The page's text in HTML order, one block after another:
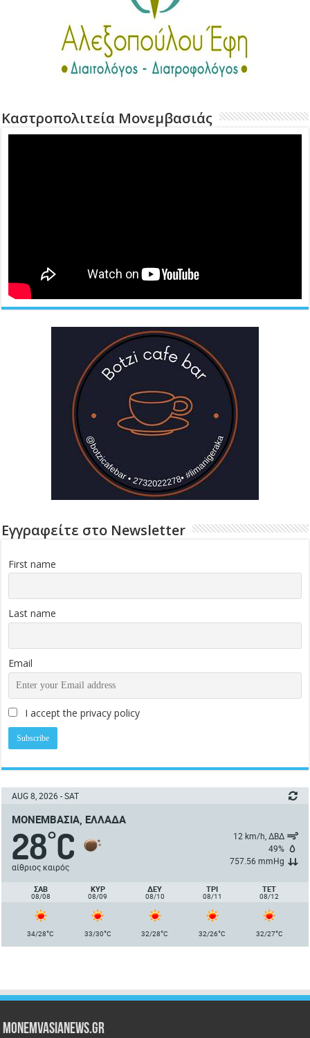
Καστροπολιτεία Μονεμβασιάς
Εγγραφείτε στο Newsletter
First name
Last name
Email
I accept the privacy policy
AUG 8, 2026 - SAT
ΜΟΝΕΜΒΑΣΙΆ, ΕΛΛΆΔΑ
28°C
αίθριος καιρός
12 km/h, ΔΒΔ
49%
757.56 mmHg
ΣΑΒ
08/08
ΚΥΡ
08/09
ΔΕΥ
08/10
ΤΡΙ
08/11
ΤΕΤ
08/12
34/28°C 33/30°C 32/28°C 32/26°C 32/27°C
Monemvasianews.gr